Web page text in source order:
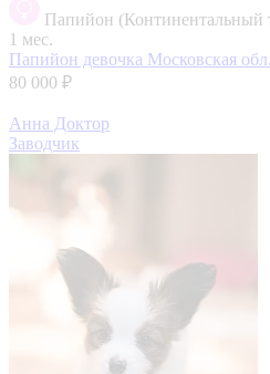
Папийон (Континентальный
1 мес.
Папийон девочка Московская
80 000 ₽
Анна Доктор
Заводчик